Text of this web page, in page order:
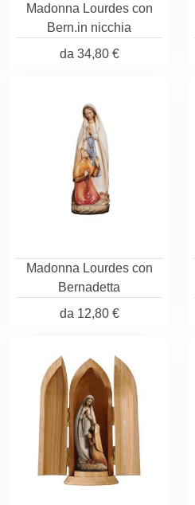
Madonna Lourdes con
Bern.in nicchia
da 34,80 €
Madonna Lourdes con
Bernadetta
da 12,80 €